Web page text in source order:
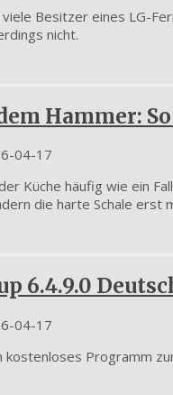
Besitzer eines LG-
nicht.
Hammer:
04-17
Küche häufig wie ein
die harte Schale erst
6.4.9.0
04-17
kostenloses Programm